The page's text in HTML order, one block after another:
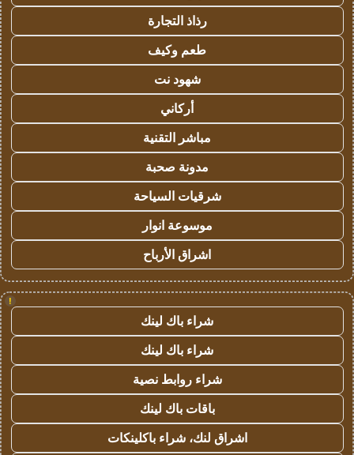
رذاذ التجارة
طعم وكيف
شهود نت
أركاني
مباشر التقنية
مدونة صحبة
شرقيات السياحة
موسوعة انوار
اشراق الأرباح
!
شراء باك لينك
شراء باك لينك
شراء روابط نصية
باقات باك لينك
اشراق لنك، شراء باكلينكات